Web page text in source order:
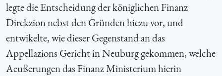
legte die Entscheidung der königlichen Finanz
Direkzion nebst den Gründen hiezu vor, und
entwikelte, wie dieser Gegenstand an das
Appellazions Gericht in Neuburg gekommen, welche
Aeußerungen das Finanz Ministerium hierin